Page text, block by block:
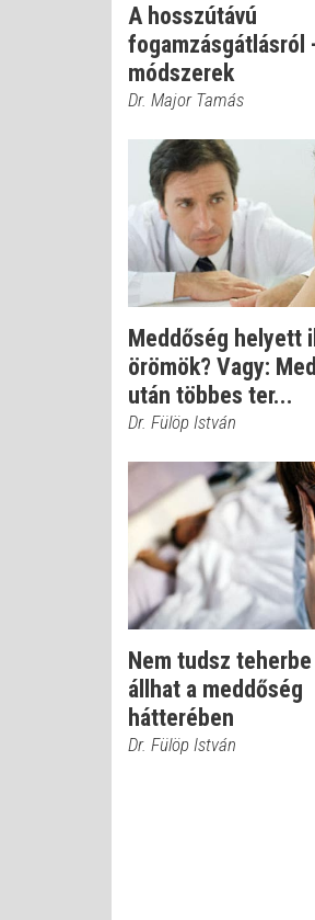
A hosszútávú
fogamzásgátlásról
módszerek
Dr. Major Tamás
Meddőség helyett
örömök? Vagy:
után többes ter...
Dr. Fülöp István
Nem tudsz
állhat a meddőség
hátterében
Dr. Fülöp István